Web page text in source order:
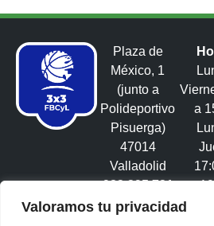
Valoramos tu privacidad
Plaza de
México, 1
(junto a
Polideportivo
Pisuerga)
47014
Valladolid
983 395 731
a